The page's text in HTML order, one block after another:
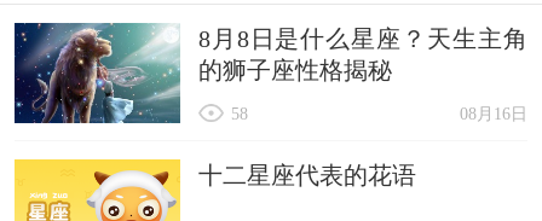
8月8日是什么星座？天生主角
的狮子座性格揭秘
08月16日
58
十二星座代表的花语